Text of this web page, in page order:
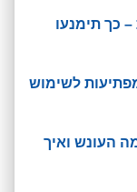
– כך תימנעו
לשימוש
העונש ואיך